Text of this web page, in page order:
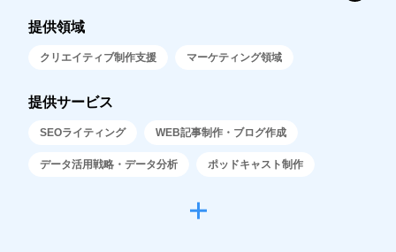
提供領域
クリエイティブ制作支援 マーケティング領域
提供サービス
SEOライティング WEB記事制作・ブログ作成
データ活用戦略・データ分析 ポッドキャスト制作